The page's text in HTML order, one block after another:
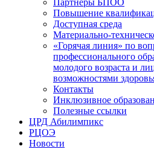
Партнёры БПОО
Повышение
Доступная среда
Материально-
«Горячая линия» по
профессионального
молодого возраста и
возможностями
Контакты
Инклюзивное
Полезные ссылки
ЦРД Абилимпикс
РЦОЭ
Новости